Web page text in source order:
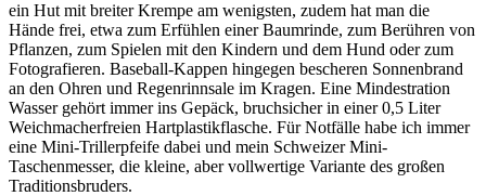
ein Hut mit breiter Krempe am wenigsten, zudem hat man die
Hände frei, etwa zum Erfühlen einer Baumrinde, zum Berühren von
Pflanzen, zum Spielen mit den Kindern und dem Hund oder zum
Fotografieren. Baseball-Kappen hingegen bescheren Sonnenbrand
an den Ohren und Regenrinnsale im Kragen. Eine Mindestration
Wasser gehört immer ins Gepäck, bruchsicher in einer 0,5 Liter
Weichmacherfreien Hartplastikflasche. Für Notfälle habe ich immer
eine Mini-Trillerpfeife dabei und mein Schweizer Mini-
Taschenmesser, die kleine, aber vollwertige Variante des großen
Traditionsbruders.